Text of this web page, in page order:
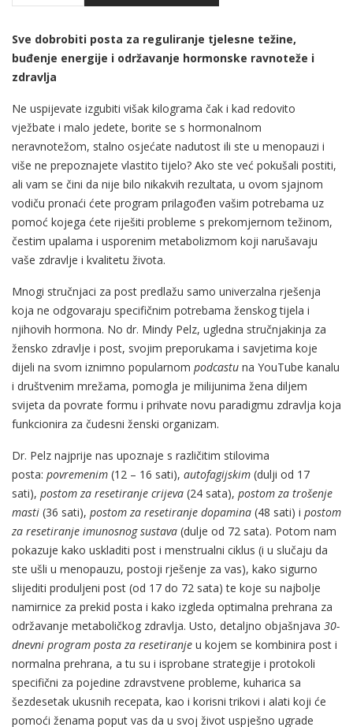
Sve dobrobiti posta za reguliranje tjelesne težine,
buđenje energije i održavanje hormonske ravnoteže i
zdravlja
Ne uspijevate izgubiti višak kilograma čak i kad redovito
vježbate i malo jedete, borite se s hormonalnom
neravnotežom, stalno osjećate nadutost ili ste u menopauzi i
više ne prepoznajete vlastito tijelo? Ako ste već pokušali postiti,
ali vam se čini da nije bilo nikakvih rezultata, u ovom sjajnom
vodiču pronaći ćete program prilagođen vašim potrebama uz
pomoć kojega ćete riješiti probleme s prekomjernom težinom,
čestim upalama i usporenim metabolizmom koji narušavaju
vaše zdravlje i kvalitetu života.
Mnogi stručnjaci za post predlažu samo univerzalna rješenja
koja ne odgovaraju specifičnim potrebama ženskog tijela i
njihovih hormona. No dr. Mindy Pelz, ugledna stručnjakinja za
žensko zdravlje i post, svojim preporukama i savjetima koje
dijeli na svom iznimno popularnom podcastu na YouTube kanalu
i društvenim mrežama, pomogla je milijunima žena diljem
svijeta da povrate formu i prihvate novu paradigmu zdravlja koja
funkcionira za čudesni ženski organizam.
Dr. Pelz najprije nas upoznaje s različitim stilovima
posta: povremenim (12 – 16 sati), autofagijskim (dulji od 17
sati), postom za resetiranje crijeva (24 sata), postom za trošenje
masti (36 sati), postom za resetiranje dopamina (48 sati) i postom
za resetiranje imunosnog sustava (dulje od 72 sata). Potom nam
pokazuje kako uskladiti post i menstrualni ciklus (i u slučaju da
ste ušli u menopauzu, postoji rješenje za vas), kako sigurno
slijediti produljeni post (od 17 do 72 sata) te koje su najbolje
namirnice za prekid posta i kako izgleda optimalna prehrana za
održavanje metaboličkog zdravlja. Usto, detaljno objašnjava 30-
dnevni program posta za resetiranje u kojem se kombinira post i
normalna prehrana, a tu su i isprobane strategije i protokoli
specifični za poje­dine zdravstvene probleme, kuharica sa
šezdesetak ukusnih recepata, kao i korisni trikovi i alati koji će
pomoći ženama poput vas da u svoj život uspješno ugrade